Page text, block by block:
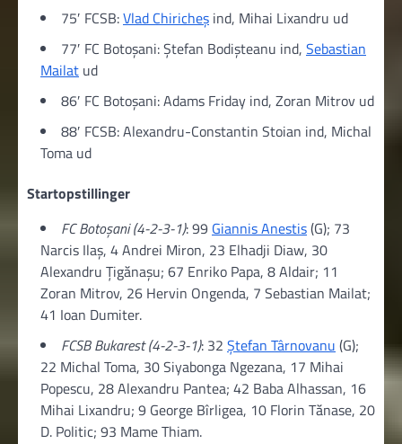
75′ FCSB:Vlad Chiricheș ind, Mihai Lixandru ud
77′ FC Botoșani: Ștefan Bodișteanu ind, Sebastian
Mailat ud
86′ FC Botoșani: Adams Friday ind, Zoran Mitrov ud
88′ FCSB: Alexandru-Constantin Stoian ind, Michal
Toma ud
Startopstillinger
FC Botoșani (4-2-3-1): 99 Giannis Anestis(G); 73
Narcis Ilaș, 4 Andrei Miron, 23 Elhadji Diaw, 30
Alexandru Țigănașu; 67 Enriko Papa, 8 Aldair; 11
Zoran Mitrov, 26 Hervin Ongenda, 7 Sebastian Mailat;
41 Ioan Dumiter.
FCSB Bukarest (4-2-3-1): 32 Ștefan Târnovanu (G);
22 Michal Toma, 30 Siyabonga Ngezana, 17 Mihai
Popescu, 28 Alexandru Pantea; 42 Baba Alhassan, 16
Mihai Lixandru; 9 George Bîrligea, 10 Florin Tănase, 20
D. Politic; 93 Mame Thiam.